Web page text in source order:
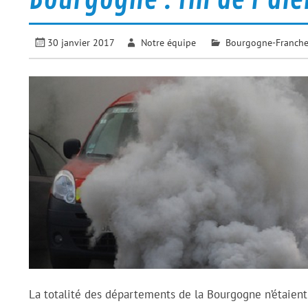
30 janvier 2017 Notre équipe Bourgogne-
La totalité des départements de la Bourgogne